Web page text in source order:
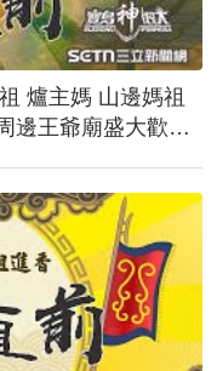
爐主媽 山邊媽祖
邊王爺廟盛大歡